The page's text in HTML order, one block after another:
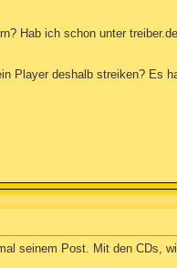
Hab ich schon unter
Player deshalb streiken? Es
seinem Post. Mit den CDs,